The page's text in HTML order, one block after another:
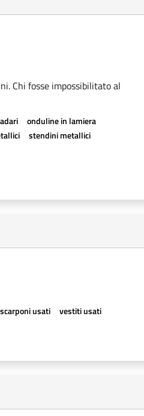
Chi fosse impossibilitato al
onduline in lamiera
stendini metallici
usati vestiti usati